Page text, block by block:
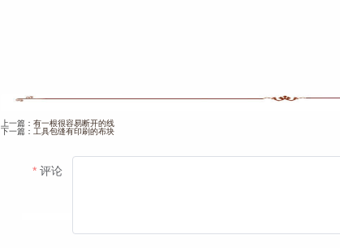
上一篇： 有一根很容易断开的线
下一篇： 工具包缝有印刷的布块